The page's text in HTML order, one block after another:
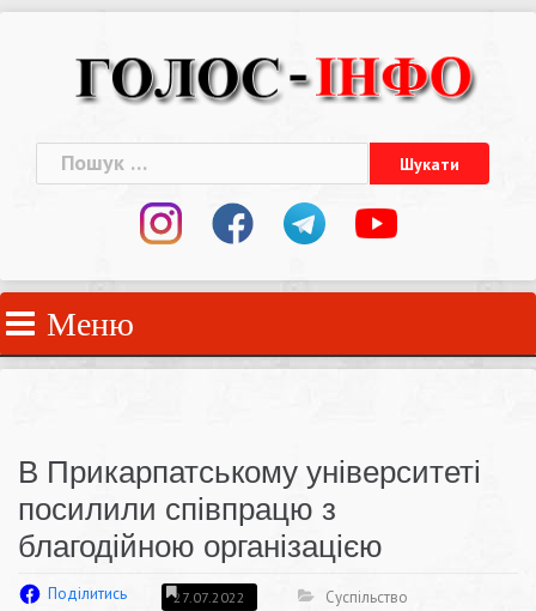
Пошук:
Меню
В Прикарпатському університеті
посилили співпрацю з
благодійною організацією
Поділитись 27.07.2022 Суспільство